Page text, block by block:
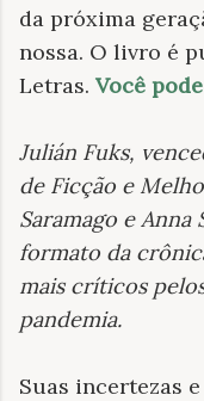
da próxima
nossa. O livro é
Letras. Você
Julián Fuks,
de Ficção e
Saramago e Anna
formato da
mais críticos
pandemia.
Suas incertezas